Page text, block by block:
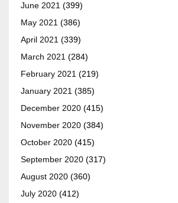
June 2021 (399)
May 2021 (386)
April 2021 (339)
March 2021 (284)
February 2021 (219)
January 2021 (385)
December 2020 (415)
November 2020 (384)
October 2020 (415)
September 2020 (317)
August 2020 (360)
July 2020 (412)